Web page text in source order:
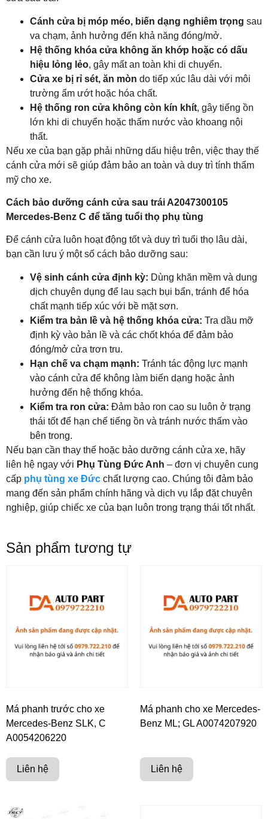
Cánh cửa bị móp méo, biến dạng nghiêm trọng sau
va chạm, ảnh hưởng đến khả năng đóng/mở.
Hệ thống khóa cửa không ăn khớp hoặc có dấu
hiệu lỏng lẻo, gây mất an toàn khi di chuyển.
Cửa xe bị rỉ sét, ăn mòn do tiếp xúc lâu dài với môi
trường ẩm ướt hoặc hóa chất.
Hệ thống ron cửa không còn kín khít, gây tiếng ồn
lớn khi di chuyển hoặc thấm nước vào khoang nội
thất.
Nếu xe của bạn gặp phải những dấu hiệu trên, việc thay thế
cánh cửa mới sẽ giúp đảm bảo an toàn và duy trì tính thẩm
mỹ cho xe.
Cách bảo dưỡng cánh cửa sau trái A2047300105
Mercedes-Benz C để tăng tuổi thọ phụ tùng
Để cánh cửa luôn hoạt động tốt và duy trì tuổi thọ lâu dài,
bạn cần lưu ý một số cách bảo dưỡng sau:
Vệ sinh cánh cửa định kỳ: Dùng khăn mềm và dung
dịch chuyên dụng để lau sạch bụi bẩn, tránh để hóa
chất mạnh tiếp xúc với bề mặt sơn.
Kiểm tra bản lề và hệ thống khóa cửa: Tra dầu mỡ
định kỳ vào bản lề và các chốt khóa để đảm bảo
đóng/mở cửa trơn tru.
Hạn chế va chạm mạnh: Tránh tác động lực mạnh
vào cánh cửa để không làm biến dạng hoặc ảnh
hưởng đến hệ thống khóa.
Kiểm tra ron cửa: Đảm bảo ron cao su luôn ở trạng
thái tốt để hạn chế tiếng ồn và tránh nước thấm vào
bên trong.
Nếu bạn cần thay thế hoặc bảo dưỡng cánh cửa xe, hãy
liên hệ ngay với Phụ Tùng Đức Anh – đơn vị chuyên cung
cấp phụ tùng xe Đức chất lượng cao. Chúng tôi đảm bảo
mang đến sản phẩm chính hãng và dịch vụ lắp đặt chuyên
nghiệp, giúp chiếc xe của bạn luôn trong trạng thái tốt nhất.
Sản phẩm tương tự
Má phanh trước cho xe
Mercedes-Benz SLK, C
A0054206220
Liên hệ
Má phanh cho xe Mercedes-
Benz ML; GL A0074207920
Liên hệ